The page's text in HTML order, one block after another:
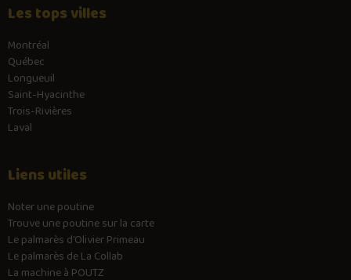
Les tops villes
Montréal
Québec
Longueuil
Saint-Hyacinthe
Trois-Rivières
Laval
Liens utiles
Noter une poutine
Trouve une poutine sur la carte
Le palmarès d’Olivier Primeau
Le palmarès de La Collab
La machine à POUTZ